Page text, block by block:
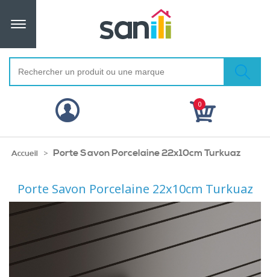
0
Accueil > Porte Savon Porcelaine 22x10cm Turkuaz
Porte Savon Porcelaine 22x10cm Turkuaz